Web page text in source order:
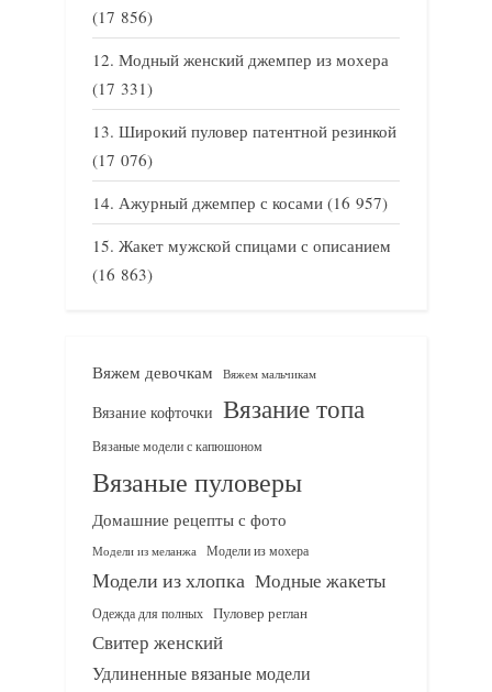
(17 856)
Модный женский джемпер из мохера
(17 331)
Широкий пуловер патентной резинкой
(17 076)
Ажурный джемпер с косами (16 957)
Жакет мужской спицами с описанием
(16 863)
Вяжем девочкам Вяжем мальчикам
Вязание кофточки Вязание топа
Вязаные модели с капюшоном
Вязаные пуловеры
Домашние рецепты с фото
Модели из меланжа Модели из мохера
Модели из хлопка Модные жакеты
Одежда для полных Пуловер реглан
Свитер женский
Удлиненные вязаные модели